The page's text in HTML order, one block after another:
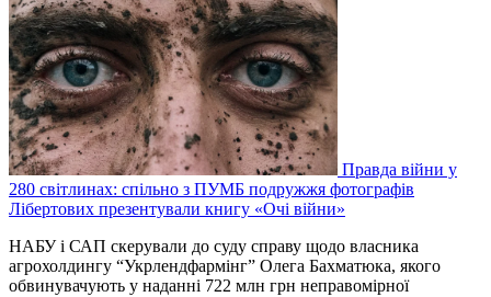
Правда війни у
280 світлинах: спільно з ПУМБ подружжя фотографів
Лібертових презентували книгу «Очі війни»
НАБУ і САП скерували до суду справу щодо власника
агрохолдингу “Укрлендфармінг” Олега Бахматюка, якого
обвинувачують у наданні 722 млн грн неправомірної